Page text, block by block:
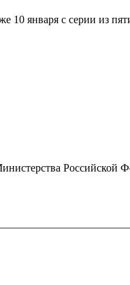
с серии из